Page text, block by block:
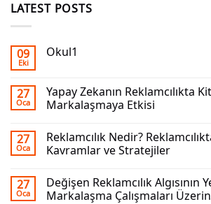
LATEST POSTS
09
Eki
Okul1
27
Oca
Yapay Zekanın Reklamcılıkta
Markalaşmaya Etkisi
27
Oca
Reklamcılık Nedir?
Kavramlar ve Stratejiler
27
Oca
Değişen Reklamcılık Algısının
Markalaşma Çalışmaları